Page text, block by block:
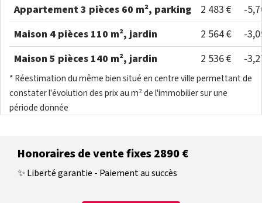
Appartement 3 pièces 60 m², parking
2 483 €
-
Maison 4 pièces 110 m², jardin
2 564 €
-
Maison 5 pièces 140 m², jardin
2 536 € -
* Réestimation du même bien situé en centre ville permettant de
constater l'évolution des prix au m² de l'immobilier sur une
période donnée
Honoraires de vente fixes 2890 €
✨ Liberté garantie - Paiement au succès